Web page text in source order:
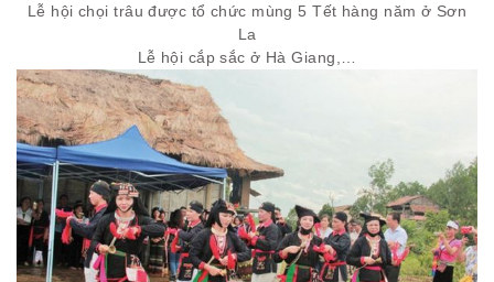
Lễ hội chọi trâu được tổ chức mùng 5 Tết hàng năm ở Sơn
La
Lễ hội cắp sắc ở Hà Giang,…